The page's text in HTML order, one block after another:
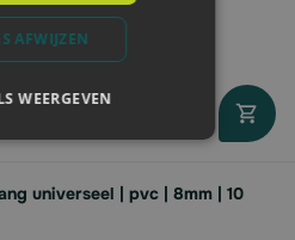
universeel | pvc | 8mm | 10
AFWIJZEN
WEERGEVEN